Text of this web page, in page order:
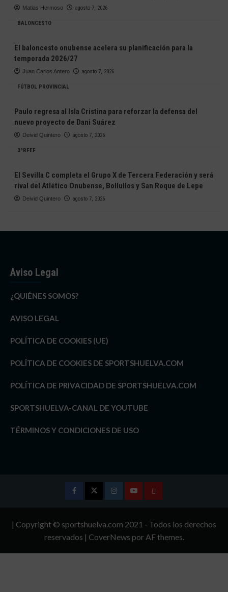
Matias Hermoso agosto 7, 2026
BALONCESTO
El baloncesto onubense acelera su planificación para la
temporada 2026/27
Juan Carlos Antero agosto 7, 2026
FÚTBOL PROVINCIAL
Paulo regresa al Isla Cristina para reforzar la defensa del
nuevo proyecto de Dani Suárez
Deivid Quintero agosto 7, 2026
3ªRFEF
El Sevilla C completa el Grupo X de Tercera Federación y será
rival del Atlético Onubense, Bollullos y San Roque de Lepe
Deivid Quintero agosto 7, 2026
Aviso Legal
¿QUIÉNES SOMOS?
AVISO LEGAL
POLÍTICA DE COOKIES (UE)
POLÍTICA DE COOKIES DE SPORTSHUELVA.COM
POLÍTICA DE PRIVACIDAD DE SPORTSHUELVA.COM
SPORTSHUELVA-CANAL DE YOUTUBE
TÉRMINOS Y CONDICIONES DE USO
InstagramYoutubeTÉRMINOS
CONDICIONES
| Copyright © sportshuelva.com 2021 - Todos los derechos
reservados | CoverNews por AF themes.